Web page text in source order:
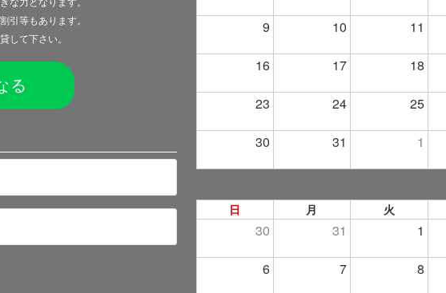
な力となります。
引等もあります。
して下さい。
る
9 10 11
16 17 18
23 24 25
30 31 1
日 月 火
30 31 1
6 7 8